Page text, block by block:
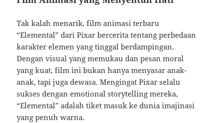
Tak kalah menarik, film animasi terbaru
“Elemental” dari Pixar bercerita tentang perbedaan
karakter elemen yang tinggal berdampingan.
Dengan visual yang memukau dan pesan moral
yang kuat, film ini bukan hanya menyasar anak-
anak, tapi juga dewasa. Mengingat Pixar selalu
sukses dengan emotional storytelling mereka,
“Elemental” adalah tiket masuk ke dunia imajinasi
yang penuh warna.